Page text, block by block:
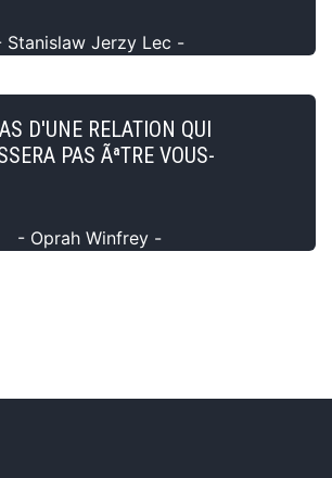
Stanislaw Jerzy Lec -
D'UNE RELATION QUI
PAS ÃªTRE VOUS-
- Oprah Winfrey -